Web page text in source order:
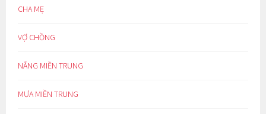
CHA MẸ
VỢ CHỒNG
NẮNG MIỀN TRUNG
MƯA MIỀN TRUNG